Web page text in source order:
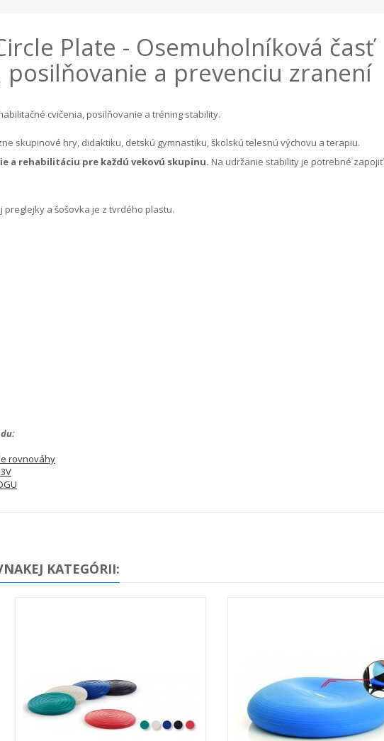
Plate - Osemuholníková časť
a prevenciu zranení
cvičenia, posilňovanie a tréning stability.
skupinové hry, didaktiku, detskú gymnastiku, školskú telesnú výchovu a terapiu.
a rehabilitáciu pre každú vekovú skupinu. Na udržanie stability je potrebné zapojiť
a šošovka je z tvrdého plastu.
rovnováhy
KATEGÓRII: